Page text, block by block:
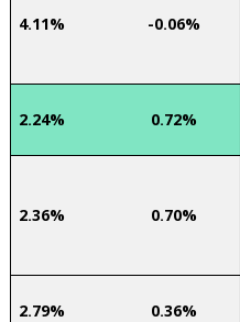
-0.06%
4.11%
0.72%
2.24%
0.70%
2.36%
0.36%
2.79%